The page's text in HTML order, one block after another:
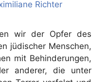
Richter
wir der Opfer des
jüdischer Menschen,
mit Behinderungen,
anderer, die unter